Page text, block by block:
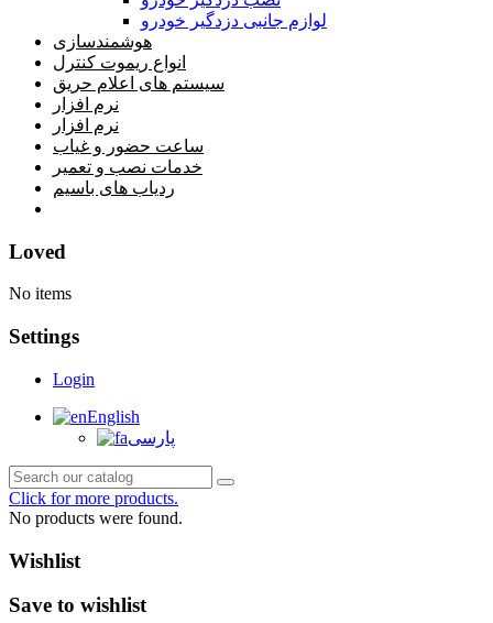
لوازم جانبی دزدگیر خودرو
هوشمندسازی
انواع ریموت کنترل
سیستم های اعلام حریق
نرم افزار
نرم افزار
ساعت حضور و غیاب
خدمات نصب و تعمیر
ردیاب های باسیم
Loved
No items
Settings
Login
English
پارسی
Click for more products.
No products were found.
Wishlist
Save to wishlist